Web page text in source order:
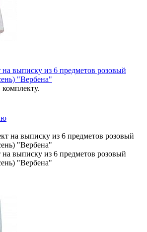
выписку из 6 предметов розовый
"Вербена"
выписку из 6 предметов розовый
"Вербена"